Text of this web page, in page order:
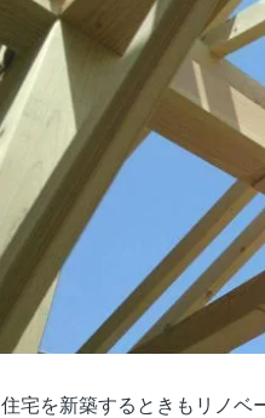
住宅を新築するときもリノベ